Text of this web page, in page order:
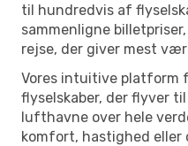
til hundredvis af
sammenligne
rejse, der giver mest
Vores intuitive platform
flyselskaber, der flyver
lufthavne over hele
komfort, hastighed eller